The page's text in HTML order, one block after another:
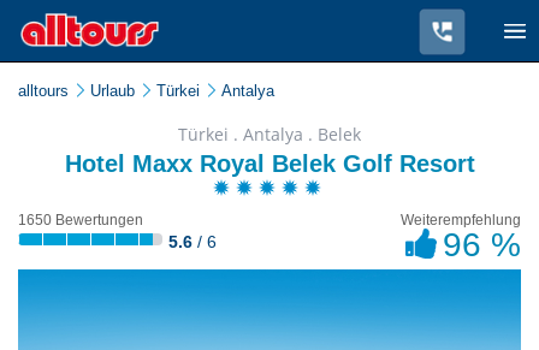
alltours Urlaub Türkei Antalya
Türkei . Antalya . Belek
Hotel Maxx Royal Belek Golf Resort
1650 Bewertungen
5.6 / 6
Weiterempfehlung
96 %